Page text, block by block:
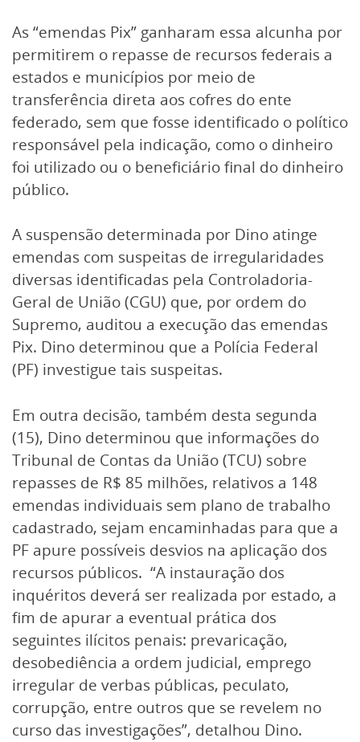
As “emendas Pix” ganharam essa alcunha por
permitirem o repasse de recursos federais a
estados e municípios por meio de
transferência direta aos cofres do ente
federado, sem que fosse identificado o político
responsável pela indicação, como o dinheiro
foi utilizado ou o beneficiário final do dinheiro
público.
A suspensão determinada por Dino atinge
emendas com suspeitas de irregularidades
diversas identificadas pela Controladoria-
Geral de União (CGU) que, por ordem do
Supremo, auditou a execução das emendas
Pix. Dino determinou que a Polícia Federal
(PF) investigue tais suspeitas.
Em outra decisão, também desta segunda
(15), Dino determinou que informações do
Tribunal de Contas da União (TCU) sobre
repasses de R$ 85 milhões, relativos a 148
emendas individuais sem plano de trabalho
cadastrado, sejam encaminhadas para que a
PF apure possíveis desvios na aplicação dos
recursos públicos. “A instauração dos
inquéritos deverá ser realizada por estado, a
fim de apurar a eventual prática dos
seguintes ilícitos penais: prevaricação,
desobediência a ordem judicial, emprego
irregular de verbas públicas, peculato,
corrupção, entre outros que se revelem no
curso das investigações”, detalhou Dino.